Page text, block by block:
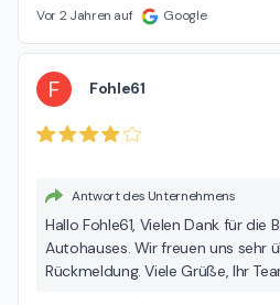
Rückmeldung und wünschen
Vor 2 Jahren auf Google
F Fohle61
Antwort des Unternehmens
Hallo Fohle61, Vielen Dank für die
Autohauses. Wir freuen uns sehr
Rückmeldung. Viele Grüße, Ihr